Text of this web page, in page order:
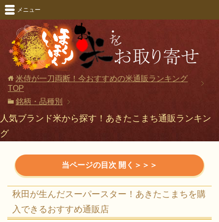
メニュー
米侍が一刀両断！今おすすめの米通販ランキング
TOP
銘柄・品種別
人気ブランド米から探す！あきたこまち通販ランキン
グ
秋田が生んだスーパースター！あきたこまちを購
入できるおすすめ通販店
米侍のちょっとタメになる話『あきたこまち』の
秋田が生んだスーパースター！あきたこまちを購
入できるおすすめ通販店